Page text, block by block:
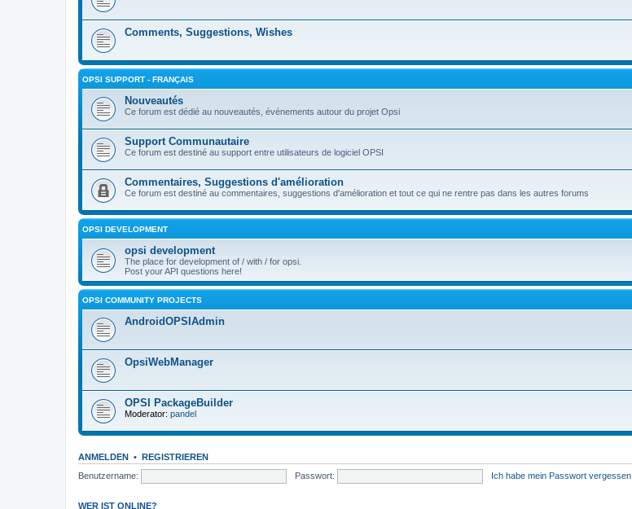
Comments, Suggestions, Wishes
OPSI SUPPORT - FRANÇAIS
Nouveautés
Ce forum est dédié au nouveautés, événements autour du projet Opsi
Support Communautaire
Ce forum est destiné au support entre utilisateurs de logiciel OPSI
Commentaires, Suggestions d'amélioration
Ce forum est destiné au commentaires, suggestions d'amélioration et tout ce qui ne rentre pas dans les autres forums
OPSI DEVELOPMENT
opsi development
The place for development of / with / for opsi.
Post your API questions here!
OPSI COMMUNITY PROJECTS
AndroidOPSIAdmin
OpsiWebManager
OPSI PackageBuilder
Moderator: pandel
ANMELDEN • REGISTRIEREN
Benutzername:
Passwort: Ich habe mein Passwort vergessen
WER IST ONLINE?